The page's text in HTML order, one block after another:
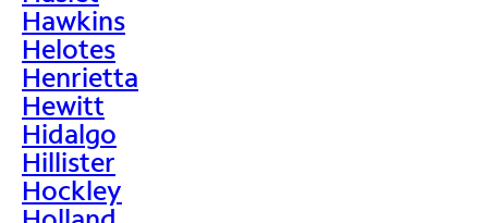
Hawkins
Helotes
Henrietta
Hewitt
Hidalgo
Hillister
Hockley